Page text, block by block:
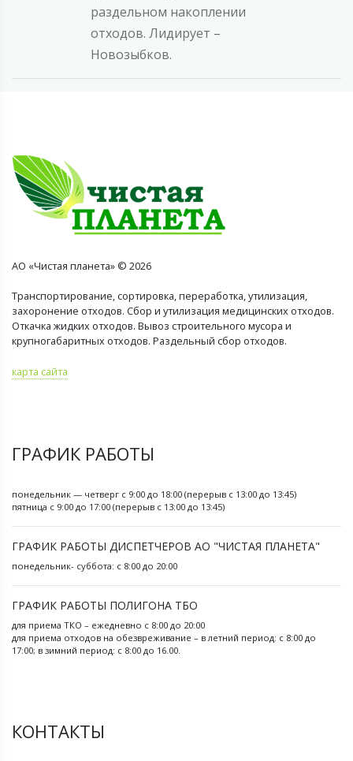
раздельном накоплении
отходов. Лидирует –
Новозыбков.
АО «Чистая планета» © 2026
Транспортирование, сортировка, переработка, утилизация,
захоронение отходов. Сбор и утилизация медицинских отходов.
Откачка жидких отходов. Вывоз строительного мусора и
крупногабаритных отходов. Раздельный сбор отходов.
карта сайта
ГРАФИК РАБОТЫ
понедельник — четверг с 9:00 до 18:00 (перерыв с 13:00 до 13:45)
пятница с 9:00 до 17:00 (перерыв с 13:00 до 13:45)
ГРАФИК РАБОТЫ ДИСПЕТЧЕРОВ АО "ЧИСТАЯ ПЛАНЕТА"
понедельник- суббота: с 8:00 до 20:00
ГРАФИК РАБОТЫ ПОЛИГОНА ТБО
для приема ТКО – ежедневно с 8:00 до 20:00
для приема отходов на обезвреживание – в летний период: с 8:00 до
17:00; в зимний период: с 8:00 до 16.00.
КОНТАКТЫ